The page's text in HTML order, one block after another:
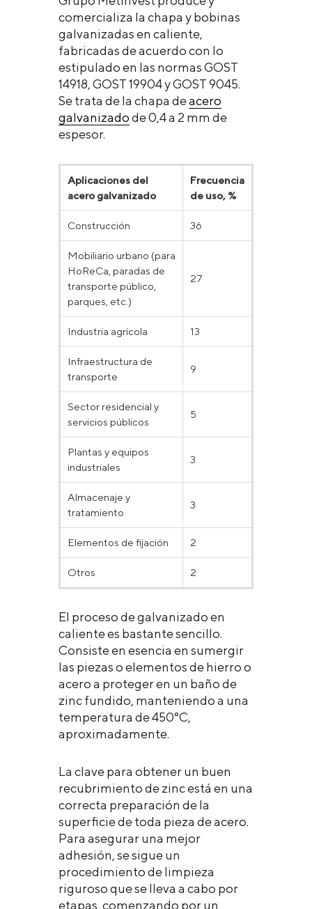
comercializa la chapa y bobinas
galvanizadas en caliente,
fabricadas de acuerdo con lo
estipulado en las normas GOST
14918, GOST 19904 y GOST 9045.
Se trata de la chapa deacero
galvanizadode 0,4 a 2 mm de
espesor.
Aplicaciones del
acero galvanizado
Frecuencia
de uso, %
Construcción 36
Mobiliario urbano (para
HoReCa, paradas de
transporte público,
parques, etc.)
27
Industria agrícola 13
Infraestructura de
transporte
9
Sector residencial y
servicios públicos
5
Plantas y equipos
industriales
3
Almacenaje y
tratamiento
3
Elementos de fijación 2
Otros 2
El proceso de galvanizado en
caliente es bastante sencillo.
Consiste en esencia en sumergir
las piezas o elementos de hierro o
acero a proteger en un baño de
zinc fundido, manteniendo a una
temperatura de 450°C,
aproximadamente.
La clave para obtener un buen
recubrimiento de zinc está en una
correcta preparación de la
superficie de toda pieza de acero.
Para asegurar una mejor
adhesión, se sigue un
procedimiento de limpieza
riguroso que se lleva a cabo por
etapas, comenzando por un